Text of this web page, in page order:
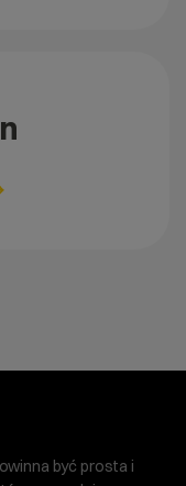
być prosta i